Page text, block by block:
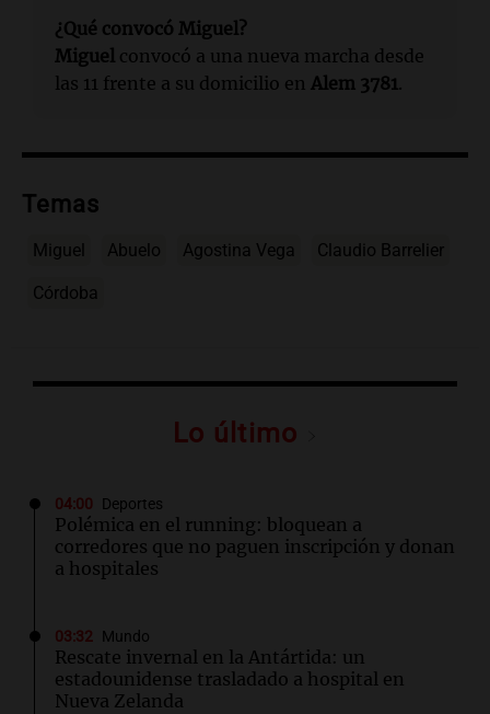
¿Qué convocó Miguel?
Miguel convocó a una nueva marcha desde
las 11 frente a su domicilio en Alem 3781.
Temas
Miguel Abuelo Agostina Vega Claudio Barrelier
Córdoba
Lo último
04:00 Deportes
Polémica en el running: bloquean a
corredores que no paguen inscripción y donan
a hospitales
03:32 Mundo
Rescate invernal en la Antártida: un
estadounidense trasladado a hospital en
Nueva Zelanda